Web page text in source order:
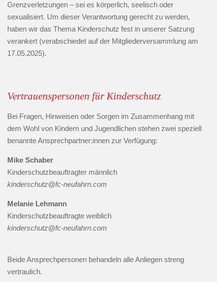
Grenzverletzungen – sei es körperlich, seelisch oder
sexualisiert. Um dieser Verantwortung gerecht zu werden,
haben wir das Thema Kinderschutz fest in unserer Satzung
verankert (verabschiedet auf der Mitgliederversammlung am
17.05.2025).
Vertrauenspersonen für Kinderschutz
Bei Fragen, Hinweisen oder Sorgen im Zusammenhang mit
dem Wohl von Kindern und Jugendlichen stehen zwei speziell
benannte Ansprechpartner:innen zur Verfügung:
Mike Schaber
Kinderschutzbeauftragter männlich
kinderschutz@fc-neufahrn.com
Melanie Lehmann
Kinderschutzbeauftragte weiblich
kinderschutz@fc-neufahrn.com
Beide Ansprechpersonen behandeln alle Anliegen streng
vertraulich.